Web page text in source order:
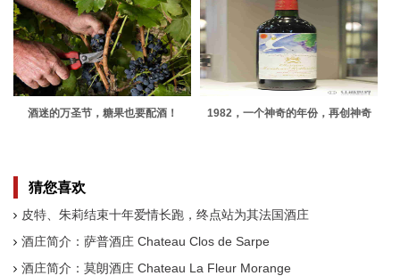
酒迷的万圣节，糖果也要配酒！ 1982，一个神奇的年份，再创神奇
猜您喜欢
皮特、朱莉结束十年爱情长跑，终点站为其法国酒庄
酒庄简介：萨普酒庄 Chateau Clos de Sarpe
酒庄简介：莫朗酒庄 Chateau La Fleur Morange